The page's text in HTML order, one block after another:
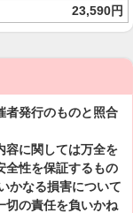
23,590円
者発行のものと照合
容に関しては万全を
全性を保証するもの
かなる損害について
切の責任を負いかね